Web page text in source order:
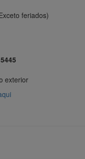
feriados)
exterior